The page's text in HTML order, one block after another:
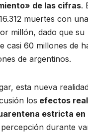
de las cifras.
muertes con
millón, dado que su
casi 60 millones de
de argentinos.
esta nueva
los efectos
estricta en
percepción durante